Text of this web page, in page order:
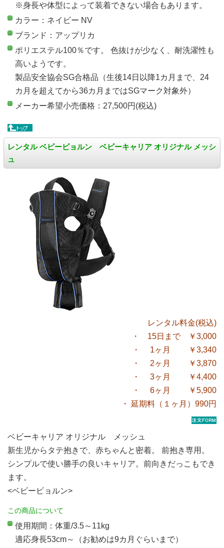
※身長や体型によって装着できない場合もあります。
カラー：ネイビー NV
ブランド：アップリカ
ポリエステル100％です。 色抜けが少なく、耐洗濯性も
高いようです。
製品安全協会SG合格品（生後14日以降1カ月まで、24
カ月を超えてから36カ月まではSGマーク対象外）
メーカー希望小売価格：27,500円(税込)
レンタル ベビービョルン ベビーキャリア オリジナル メッシ
ュ
レンタル料金(税込)
・ 15日まで ￥3,000
・ 1ヶ月 ￥3,340
・ 2ヶ月 ￥3,870
・ 3ヶ月 ￥4,400
・ 6ヶ月 ￥5,900
・ 延期料（１ヶ月）990円
ベビーキャリア オリジナル メッシュ
新生児からタテ抱きで、赤ちゃんと密着。 前抱き専用。
シンプルで使い勝手の良いキャリア。前向きだっこもでき
ます。
<ベビービョルン>
この商品について
使用期間：体重/3.5～11kg
適応身長53cm～（お勧めは9カ月ぐらいまで）